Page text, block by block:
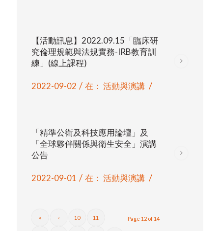
【活動訊息】2022.09.15「臨床研
究倫理規範與法規實務-IRB教育訓
練」(線上課程)
2022-09-02 / 在： 活動與演講 /
「精準公衛及科技應用論壇」及
「全球夥伴關係與衛生安全」演講
公告
2022-09-01 / 在： 活動與演講 /
Page 12 of 14
« ‹ 10 11